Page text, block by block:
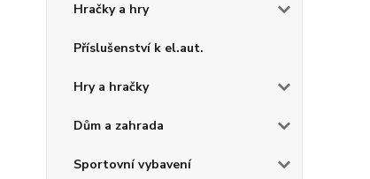
Hračky a hry
Příslušenství k el.aut.
Hry a hračky
Dům a zahrada
Sportovní vybavení